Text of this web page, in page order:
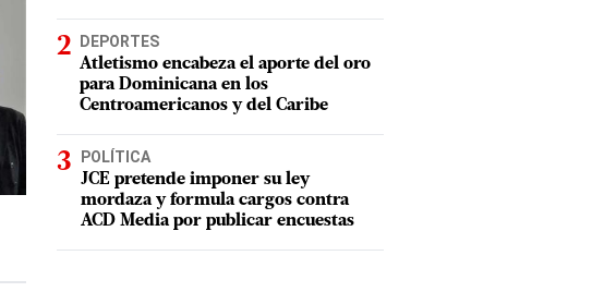
DEPORTES
Atletismo encabeza el aporte del oro
para Dominicana en los
Centroamericanos y del Caribe
POLÍTICA
JCE pretende imponer su ley
mordaza y formula cargos contra
ACD Media por publicar encuestas